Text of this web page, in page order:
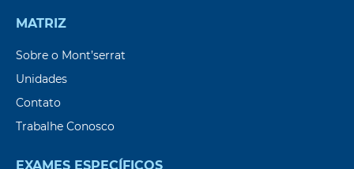
MATRIZ
Sobre o Mont’serrat
Unidades
Contato
Trabalhe Conosco
EXAMES ESPECÍFICOS